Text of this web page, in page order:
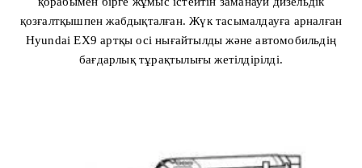
қозғалтқышпен жабдықталған. Жүк тасымалдауға арналған
Hyundai EX9 артқы осі нығайтылды және автомобильдің
бағдарлық тұрақтылығы жетілдірілді.